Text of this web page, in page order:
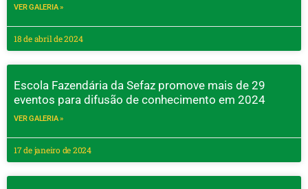
VER GALERIA »
18 de abril de 2024
Escola Fazendária da Sefaz promove mais de 29
eventos para difusão de conhecimento em 2024
VER GALERIA »
17 de janeiro de 2024